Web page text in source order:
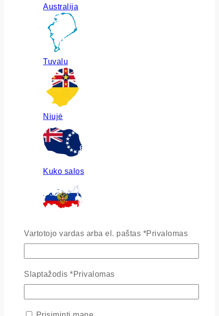
Australija
Tuvalu
Niujė
Kuko salos
Vartotojo vardas arba el. paštas *Privalomas
Slaptažodis *Privalomas